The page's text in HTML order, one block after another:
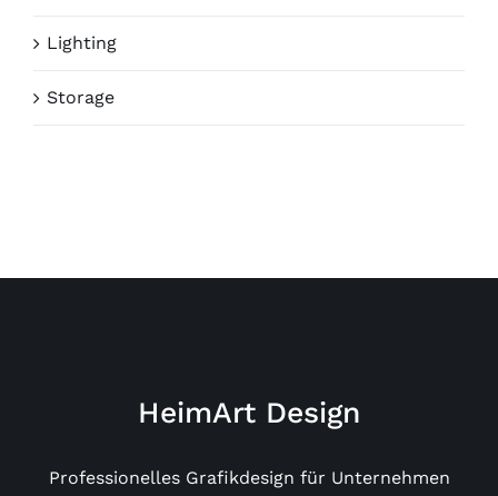
Lighting
Storage
HeimArt Design
Professionelles Grafikdesign für Unternehmen